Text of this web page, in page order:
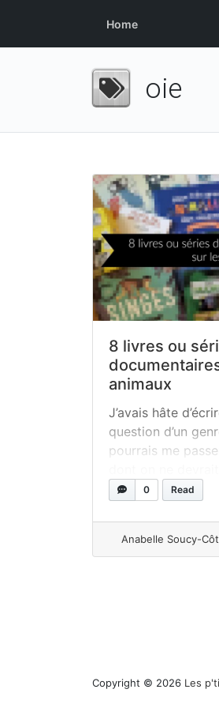
Home
oie
8 livres ou
animaux
J’avais hâte
question d’un
pourrais me
combien on en
dans chaque
chaque classe.
0 Read
Anabelle Soucy-
Copyright © 2026 Les